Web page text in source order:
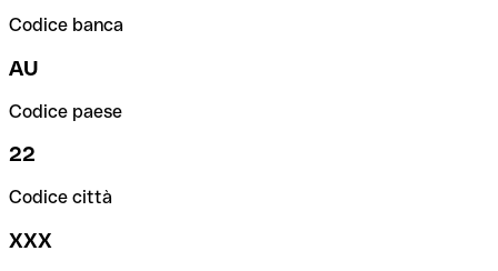
Codice banca
AU
Codice paese
22
Codice città
XXX